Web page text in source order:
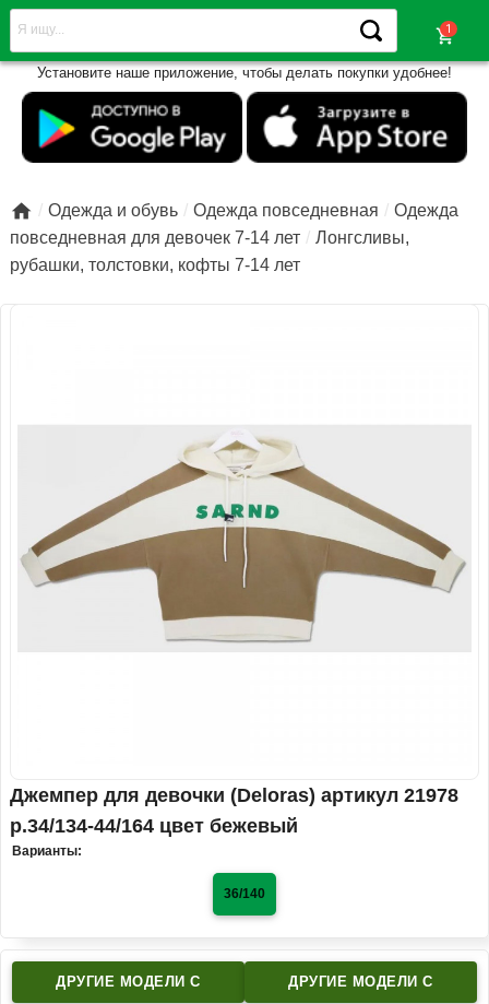
shopping_cart
Установите наше приложение, чтобы делать покупки удобнее!
 Одежда и обувь Одежда повседневная
Одежда
повседневная для девочек 7-14 лет
Лонгсливы,
рубашки, толстовки, кофты 7-14 лет
Джемпер для девочки (Deloras) артикул 21978
р.34/134-44/164 цвет бежевый
Варианты:
36/140
ДРУГИЕ МОДЕЛИ C ДРУГИЕ МОДЕЛИ C